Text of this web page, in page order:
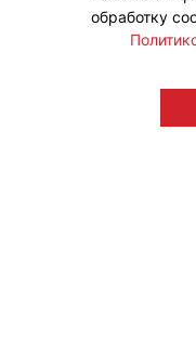
обработку